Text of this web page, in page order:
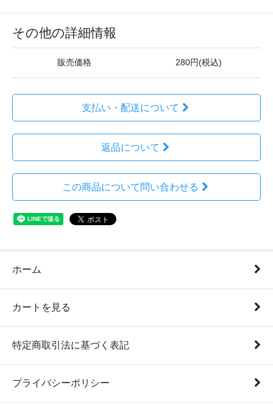
その他の詳細情報
販売価格 280円(税込)
支払い・配送について
返品について
この商品について問い合わせる
ホーム
カートを見る
特定商取引法に基づく表記
プライバシーポリシー